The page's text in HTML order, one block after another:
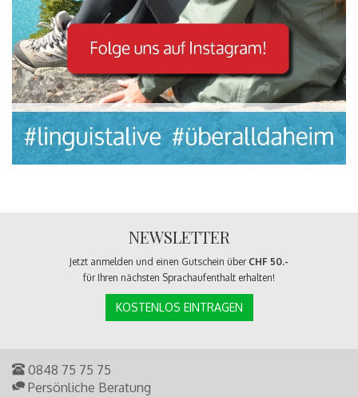
NEWSLETTER
Jetzt anmelden und einen Gutschein über CHF 50.-
für Ihren nächsten Sprachaufenthalt erhalten!
KOSTENLOS EINTRAGEN
0848 75 75 75
Persönliche Beratung